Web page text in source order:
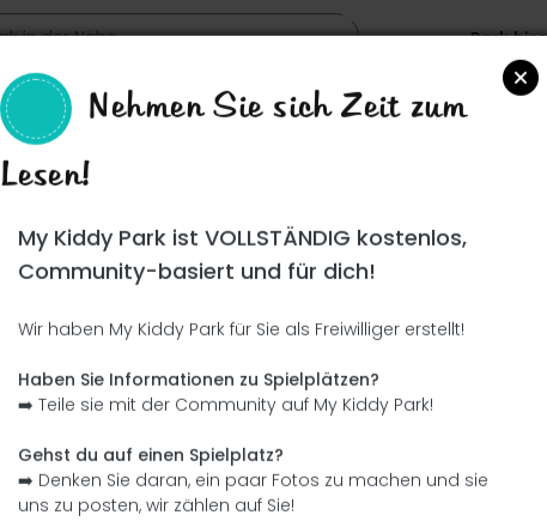
Park
Ce parc n'a pas encore été visité ! À toi de jouer !
Soit l'aventurier qui découvre ce parc en premier !
Ich füge eine Beschreibung hinzu Ich füge die Ausrüstung
Nehmen Sie sich Zeit zum
Lesen!
My Kiddy Park ist VOLLSTÄNDIG kostenlos,
Community-basiert und für dich!
Wir haben My Kiddy Park für Sie als Freiwilliger erstellt!
Haben Sie Informationen zu Spielplätzen?
➡️ Teile sie mit der Community auf My Kiddy Park!
Gehst du auf einen Spielplatz?
➡️ Denken Sie daran, ein paar Fotos zu machen und sie
uns zu posten, wir zählen auf Sie!